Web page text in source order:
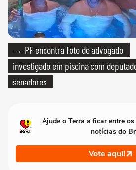
→ PF encontra foto de advogado
investigado em piscina com
senadores
Ajude o Terra a ficar entre
notícias do
Vote aqui!